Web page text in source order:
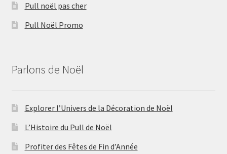
Pull noël pas cher
Pull Noël Promo
Parlons de Noël
Explorer l’Univers de la Décoration de Noël
L’Histoire du Pull de Noël
Profiter des Fêtes de Fin d’Année